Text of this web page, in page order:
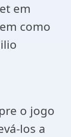
em
como
o jogo
los a